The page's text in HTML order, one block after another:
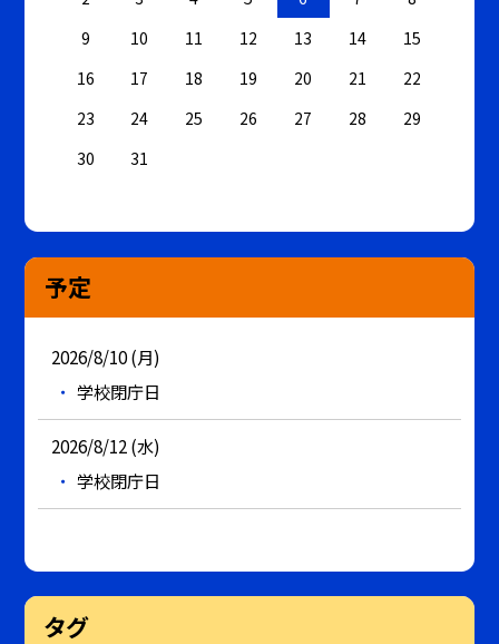
9
10 11 12 13 14
15
16
17 18 19 20 21
22
23
24 25 26 27 28
29
30
31
予定
2026/8/10 (月)
学校閉庁日
2026/8/12 (水)
学校閉庁日
タグ